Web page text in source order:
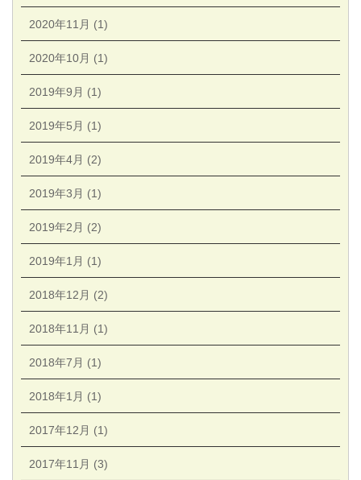
2020年11月 (1)
2020年10月 (1)
2019年9月 (1)
2019年5月 (1)
2019年4月 (2)
2019年3月 (1)
2019年2月 (2)
2019年1月 (1)
2018年12月 (2)
2018年11月 (1)
2018年7月 (1)
2018年1月 (1)
2017年12月 (1)
2017年11月 (3)